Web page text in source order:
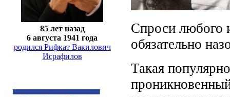
85 лет назад
6 августа 1941 года
родился Рифкат Вакилович
Исрафилов
Спроси любого
обязательно
Такая